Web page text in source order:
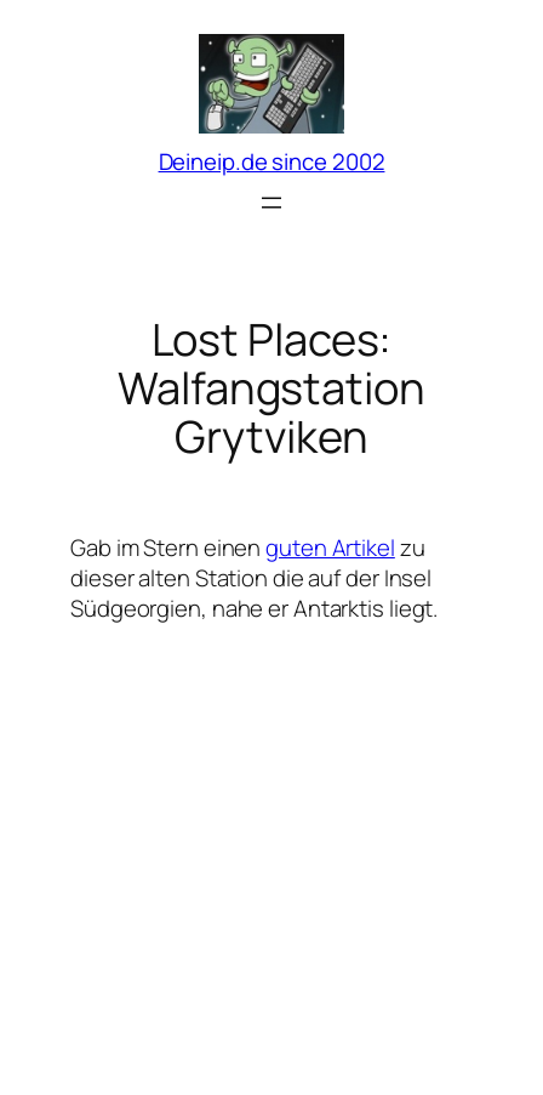
Deineip.de since 2002
Lost Places:
Walfangstation
Grytviken
Gab im Stern einenguten Artikelzu
dieser alten Station die auf der Insel
Südgeorgien, nahe er Antarktis liegt.